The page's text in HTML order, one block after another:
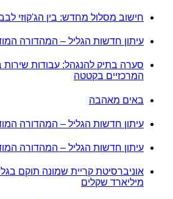
חישוב מסלול מחדש: בין הג'קוזי
עיתון חדשות הגליל – המהדורה
סערה בתיק להנגהל: עבודות
המרכזיים בקטטה
באים מאהבה
עיתון חדשות הגליל – המהדורה
עיתון חדשות הגליל – המהדורה
אוניברסיטת קריית שמונה תוקם
מיליארד שקלים